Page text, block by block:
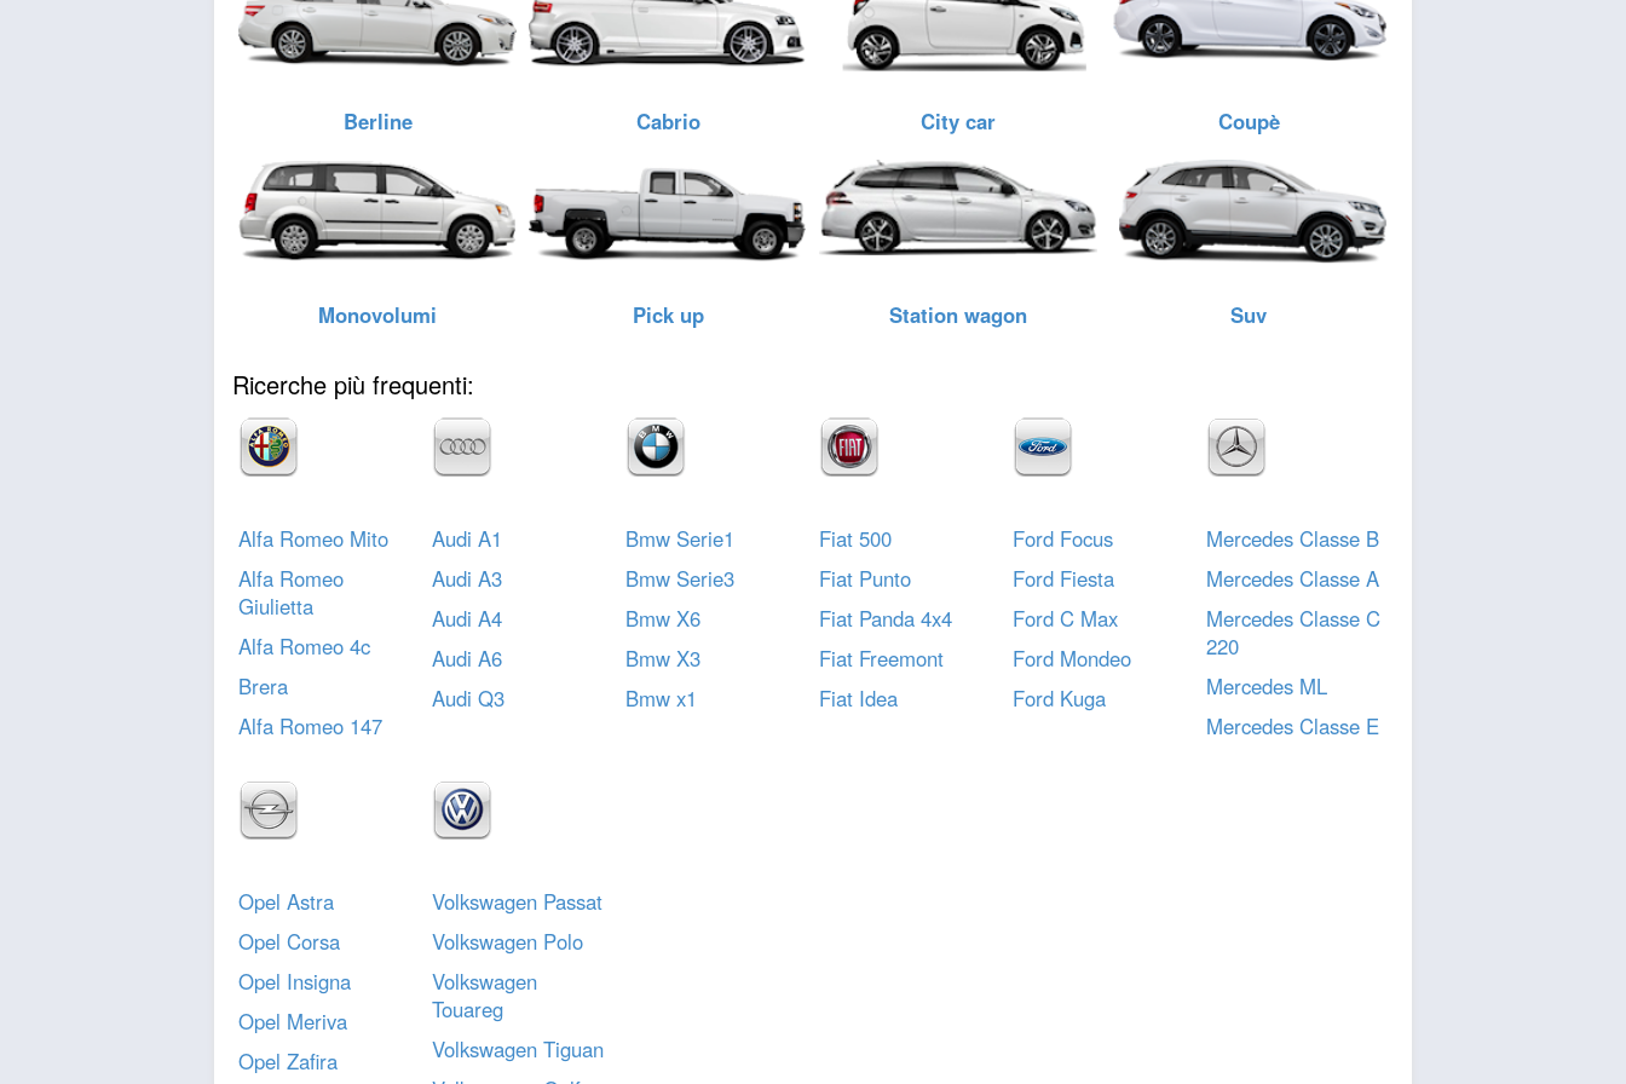
Berline Cabrio City car Coupè
Monovolumi Pick up Station wagon Suv
Ricerche più frequenti:
Alfa Romeo Mito
Alfa Romeo
Giulietta
Alfa Romeo 4c
Brera
Alfa Romeo 147
Audi A1
Audi A3
Audi A4
Audi A6
Audi Q3
Bmw Serie1
Bmw Serie3
Bmw X6
Bmw X3
Bmw x1
Fiat 500
Fiat Punto
Fiat Panda 4x4
Fiat Freemont
Fiat Idea
Ford Focus
Ford Fiesta
Ford C Max
Ford Mondeo
Ford Kuga
Mercedes Classe B
Mercedes Classe A
Mercedes Classe C
220
Mercedes ML
Mercedes Classe E
Opel Astra
Opel Corsa
Opel Insigna
Opel Meriva
Opel Zafira
Volkswagen Passat
Volkswagen Polo
Volkswagen
Touareg
Volkswagen Tiguan